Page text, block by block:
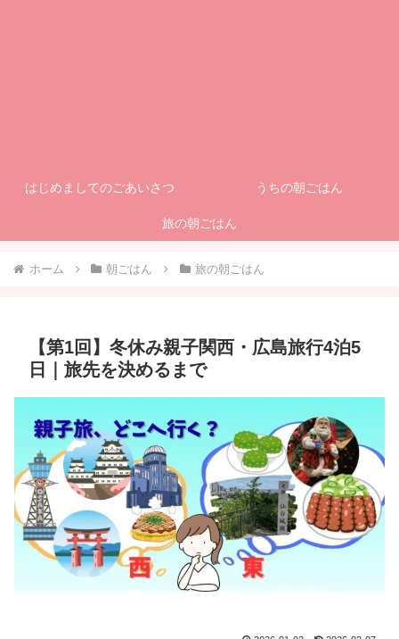
はじめましてのごあいさつ うちの朝ごはん
旅の朝ごはん
ホーム 朝ごはん 旅の朝ごはん
【第1回】冬休み親子関西・広島旅行4泊5
日｜旅先を決めるまで